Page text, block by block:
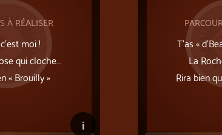
À RÉALISER
moi !
qui cloche...
« Brouilly »
i
T’as «
La
Rira bien